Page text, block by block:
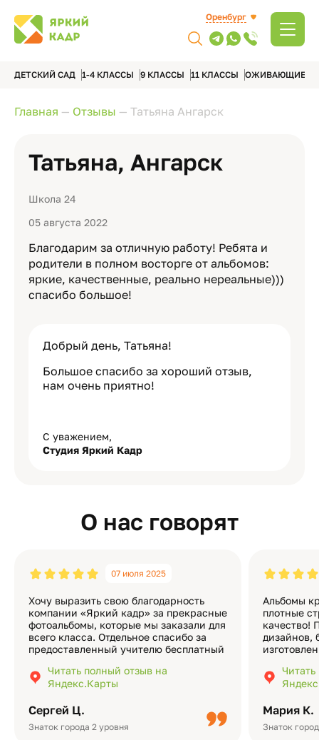
Оренбург
ДЕТСКИЙ САД 1-4 КЛАССЫ 9 КЛАССЫ 11 КЛАССЫ ОЖИВАЮЩИЕ
Главная — Отзывы — Татьяна Ангарск
Татьяна, Ангарск
Школа 24
05 августа 2022
Благодарим за отличную работу! Ребята и
родители в полном восторге от альбомов:
яркие, качественные, реально нереальные)))
спасибо большое!
Добрый день, Татьяна!
Большое спасибо за хороший отзыв,
нам очень приятно!
С уважением,
Студия Яркий Кадр
О нас говорят
Сергей Ц.
Знаток города 2 уровня
07 июля 2025
Хочу выразить свою благодарность
компании «Яркий кадр» за прекрасные
фотоальбомы, которые мы заказали для
всего класса. Отдельное спасибо за
предоставленный учителю бесплатный
подчёркивает значимость события.
Качество альбомов на высшем уровне:
Читать полный отзыв на
Яндекс.Карты
Мария К.
Знаток
Альбомы
плотные
качество!
дизайнов,
добавить
видео с